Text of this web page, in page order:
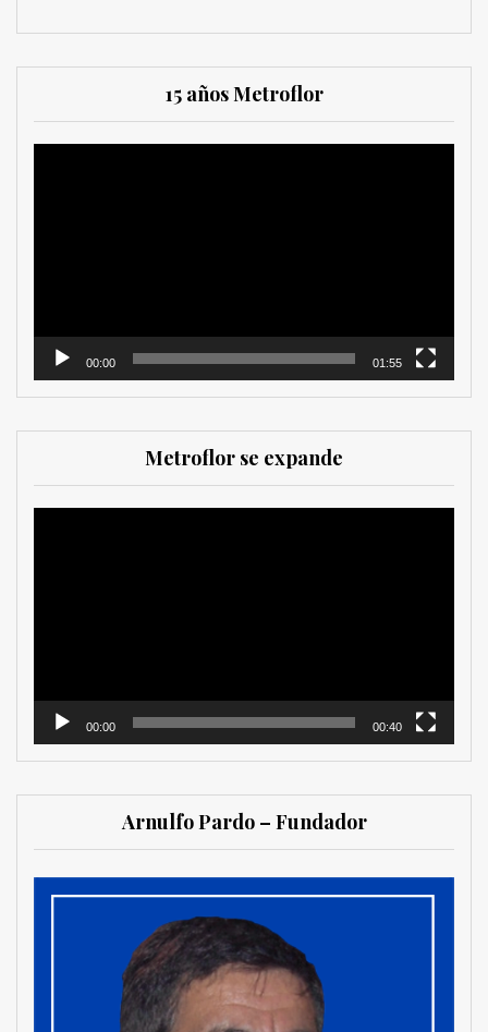
15 años Metroflor
00:00 01:55
Metroflor se expande
00:00 00:40
Arnulfo Pardo – Fundador